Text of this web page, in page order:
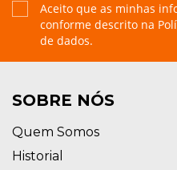
Aceito que as minhas
conforme descrito na
de dados.
SOBRE NÓS
Quem Somos
Historial